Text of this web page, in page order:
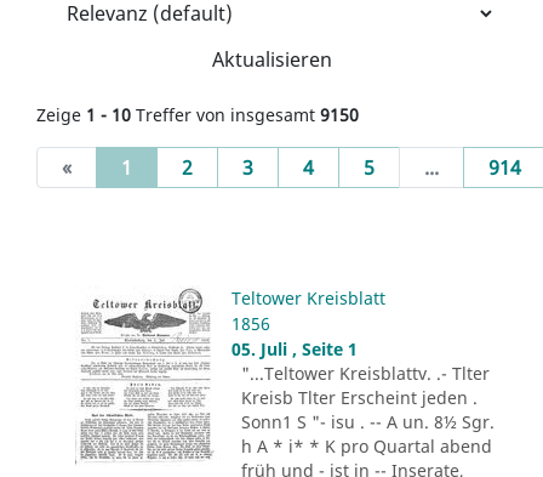
Aktualisieren
Zeige 1 - 10 Treffer von insgesamt 9150
« 1 (current)
2 3 4 5 ... 914
Teltower Kreisblatt
1856
05. Juli , Seite 1
"...Teltower Kreisblattv. .- Tlter
Kreisb Tlter Erscheint jeden .
Sonn1 S "- isu . -- A un. 8½ Sgr.
h A * i* * K pro Quartal abend
früh und - ist in -- Inserate,